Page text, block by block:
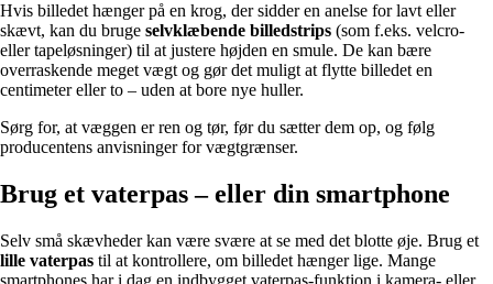
Hvis billedet hænger på en krog, der sidder en anelse for lavt eller
skævt, kan du bruge selvklæbende billedstrips (som f.eks. velcro-
eller tapeløsninger) til at justere højden en smule. De kan bære
overraskende meget vægt og gør det muligt at flytte billedet en
centimeter eller to – uden at bore nye huller.
Sørg for, at væggen er ren og tør, før du sætter dem op, og følg
producentens anvisninger for vægtgrænser.
Brug et vaterpas – eller din smartphone
Selv små skævheder kan være svære at se med det blotte øje. Brug et
lille vaterpas til at kontrollere, om billedet hænger lige. Mange
smartphones har i dag en indbygget vaterpas-funktion i kamera- eller